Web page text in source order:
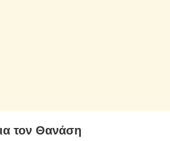
τον Θανάση